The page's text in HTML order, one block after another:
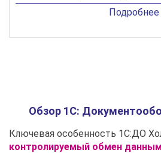
Подробнее
Обзор 1С:
Ключевая особенность 1С:ДО
контролируемый обмен